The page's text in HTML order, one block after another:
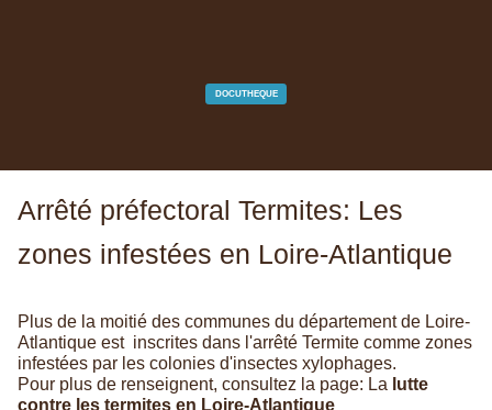
DOCUTHEQUE
Arrêté préfectoral Termites: Les
zones infestées en Loire-Atlantique
Plus de la moitié des communes du département de Loire-
Atlantique est inscrites dans l'arrêté Termite comme zones
infestées par les colonies d'insectes xylophages.
Pour plus de renseignent, consultez la page: La lutte
contre les termites en Loire-Atlantique